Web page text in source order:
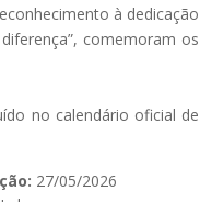
à dedicação
comemoram os
no calendário oficial de
27/05/2026